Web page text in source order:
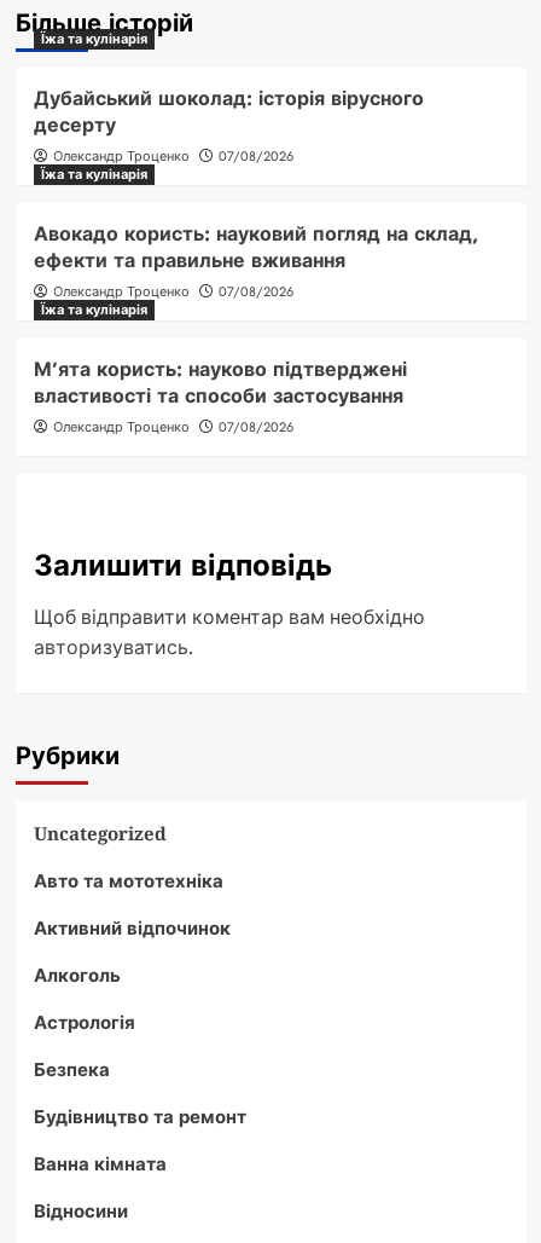
Більше історій
Їжа та кулінарія
Дубайський шоколад: історія вірусного
десерту
Олександр Троценко
07/08/2026
Їжа та кулінарія
Авокадо користь: науковий погляд на склад,
ефекти та правильне вживання
Олександр Троценко
07/08/2026
Їжа та кулінарія
М’ята користь: науково підтверджені
властивості та способи застосування
Олександр Троценко 07/08/2026
Залишити відповідь
Щоб відправити коментар вам необхідно
авторизуватись.
Рубрики
Uncategorized
Авто та мототехніка
Активний відпочинок
Алкоголь
Астрологія
Безпека
Будівництво та ремонт
Ванна кімната
Відносини